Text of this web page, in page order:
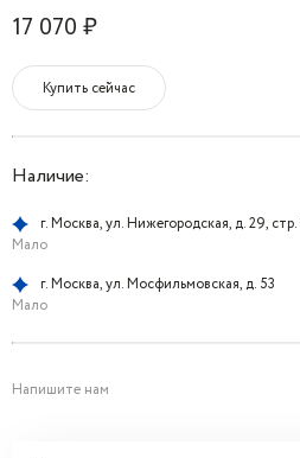
17 070 ₽
Купить сейчас
Наличие:
г. Москва, ул. Нижегородская, д. 29, стр.
Мало
г. Москва, ул. Мосфильмовская, д. 53
Мало
Напишите нам